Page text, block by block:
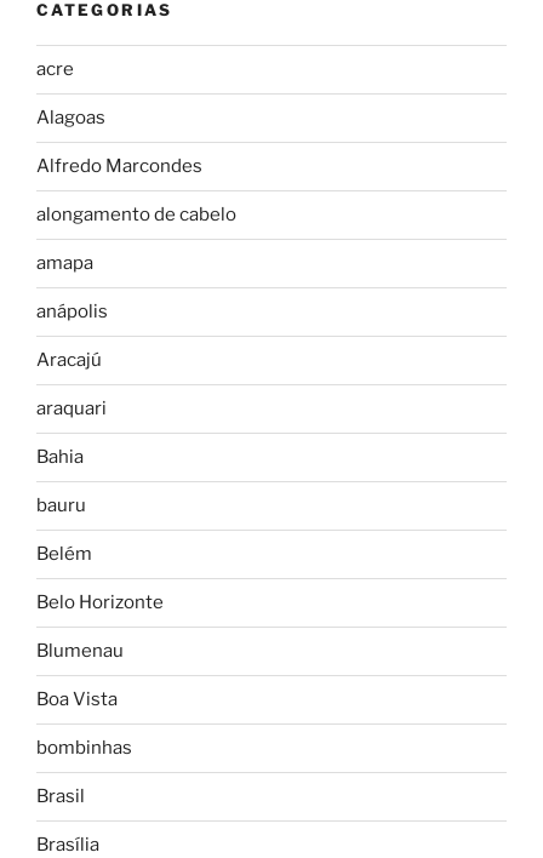
CATEGORIAS
acre
Alagoas
Alfredo Marcondes
alongamento de cabelo
amapa
anápolis
Aracajú
araquari
Bahia
bauru
Belém
Belo Horizonte
Blumenau
Boa Vista
bombinhas
Brasil
Brasília